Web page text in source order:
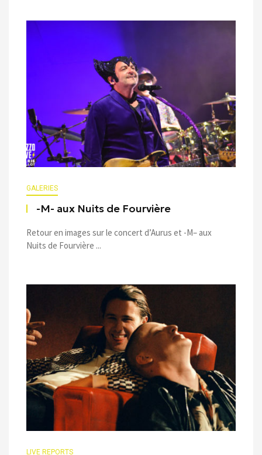
GALERIES
-M- aux Nuits de Fourvière
Retour en images sur le concert d’Aurus et -M– aux
Nuits de Fourvière ...
LIVE REPORTS